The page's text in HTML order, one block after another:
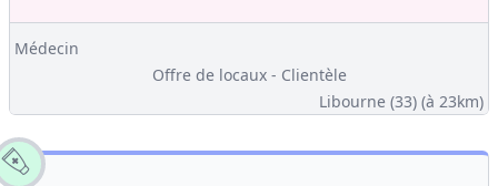
Médecin
Offre de locaux - Clientèle
Libourne (33) (à 23km)